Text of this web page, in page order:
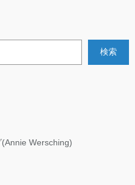
検索
Wersching)